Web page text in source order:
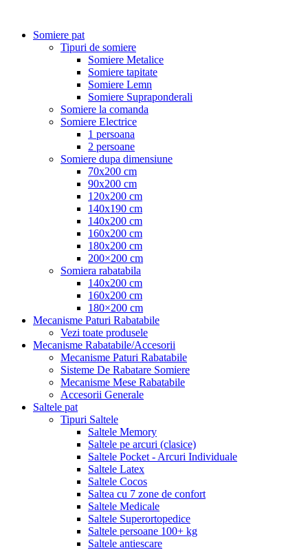
Somiere pat
Tipuri de somiere
Somiere Metalice
Somiere tapitate
Somiere Lemn
Somiere Supraponderali
Somiere la comanda
Somiere Electrice
1 persoana
2 persoane
Somiere dupa dimensiune
70x200 cm
90x200 cm
120x200 cm
140x190 cm
140x200 cm
160x200 cm
180x200 cm
200×200 cm
Somiera rabatabila
140x200 cm
160x200 cm
180×200 cm
Mecanisme Paturi Rabatabile
Vezi toate produsele
Mecanisme Rabatabile/Accesorii
Mecanisme Paturi Rabatabile
Sisteme De Rabatare Somiere
Mecanisme Mese Rabatabile
Accesorii Generale
Saltele pat
Tipuri Saltele
Saltele Memory
Saltele pe arcuri (clasice)
Saltele Pocket - Arcuri Individuale
Saltele Latex
Saltele Cocos
Saltea cu 7 zone de confort
Saltele Medicale
Saltele Superortopedice
Saltele persoane 100+ kg
Saltele antiescare